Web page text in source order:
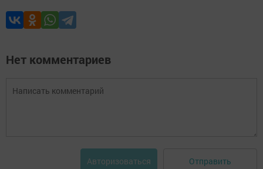
Нет комментариев
Авторизоваться Отправить